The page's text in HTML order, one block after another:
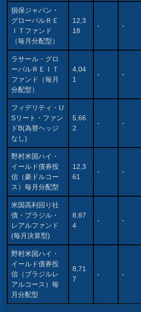
損保ジャパン・
グローバルＲＥ
ＩＴファンド
（毎月分配型）
12,3
18
- -
ラサール・グロ
ーバルＲＥＩＴ
ファンド（毎月
分配型）
4,04
1
- -
フィデリティ・U
Sリート・ファン
ドB(為替ヘッジ
なし)
5,66
2
- -
野村米国ハイ・
イールド債券投
信（豪ドルコー
ス）毎月分配型
12,3
61
- -
米国高利回り社
債・ブラジル・
レアルファンド
(毎月決算型)
8,87
4
- -
野村米国ハイ・
イールド債券投
信（ブラジルレ
アルコース）毎
月分配型
8,71
7
- -